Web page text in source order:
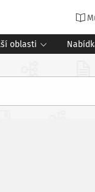
oblasti